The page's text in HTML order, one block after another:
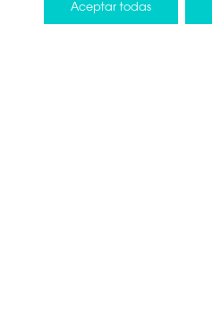
Aceptar todas